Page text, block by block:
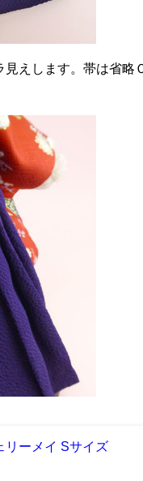
えします。帯は省略
リーメイ Sサイズ